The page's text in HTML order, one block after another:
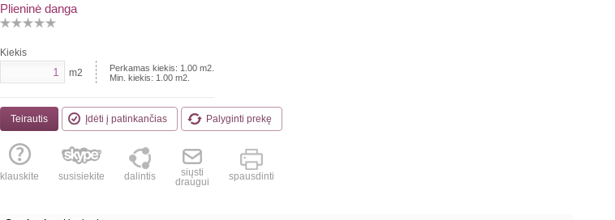
Plieninė danga
Kiekis
m2
Perkamas kiekis: 1.00 m2.
Min. kiekis: 1.00 m2.
Teirautis Įdėti į patinkančias Palyginti prekę
klauskite susisiekite dalintis
siųsti
draugui
spausdinti